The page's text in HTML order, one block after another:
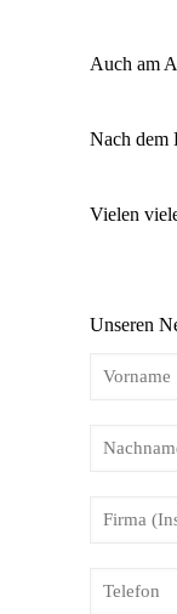
Auch am
Nach dem
Vielen
Unseren